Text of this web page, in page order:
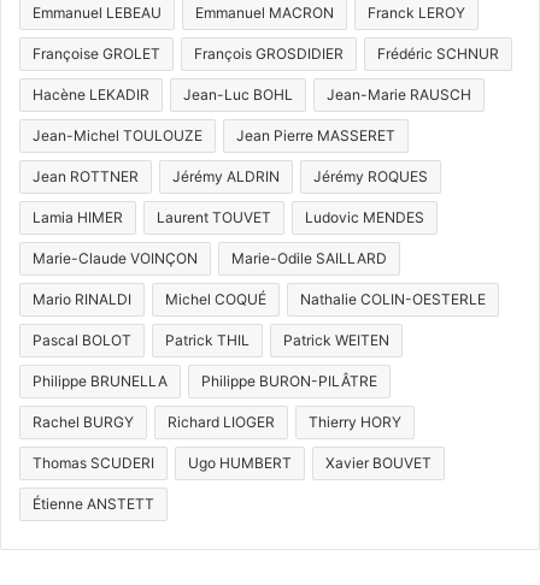
Emmanuel LEBEAU Emmanuel MACRON Franck LEROY
Françoise GROLET François GROSDIDIER Frédéric SCHNUR
Hacène LEKADIR Jean-Luc BOHL Jean-Marie RAUSCH
Jean-Michel TOULOUZE Jean Pierre MASSERET
Jean ROTTNER Jérémy ALDRIN Jérémy ROQUES
Lamia HIMER Laurent TOUVET Ludovic MENDES
Marie-Claude VOINÇON Marie-Odile SAILLARD
Mario RINALDI Michel COQUÉ Nathalie COLIN-OESTERLE
Pascal BOLOT Patrick THIL Patrick WEITEN
Philippe BRUNELLA Philippe BURON-PILÂTRE
Rachel BURGY Richard LIOGER Thierry HORY
Thomas SCUDERI Ugo HUMBERT Xavier BOUVET
Étienne ANSTETT